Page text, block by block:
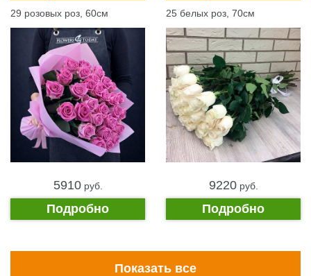
29 розовых роз, 60см
5910pуб.
Подробно
25 белых роз, 70см
9220pуб.
Подробно
Показать все